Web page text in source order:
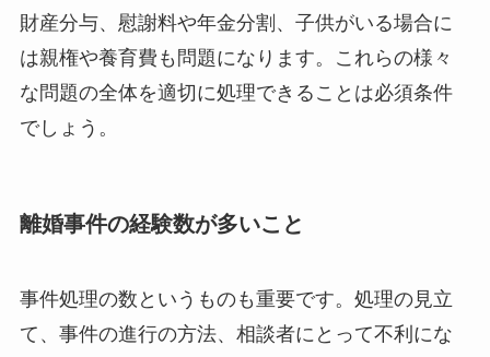
財産分与、慰謝料や年金分割、子供がいる場合に
は親権や養育費も問題になります。これらの様々
な問題の全体を適切に処理できることは必須条件
でしょう。
離婚事件の経験数が多いこと
事件処理の数というものも重要です。処理の見立
て、事件の進行の方法、相談者にとって不利にな